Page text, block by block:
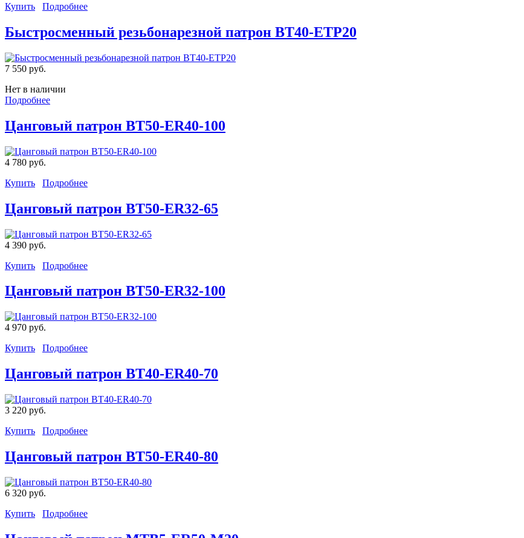
Купить
Подробнее
Быстросменный резьбонарезной патрон BT40-ETP20
7 550 руб.
Нет в наличии
Подробнее
Цанговый патрон BT50-ER40-100
4 780 руб.
Купить
Подробнее
Цанговый патрон BT50-ER32-65
4 390 руб.
Купить
Подробнее
Цанговый патрон BT50-ER32-100
4 970 руб.
Купить
Подробнее
Цанговый патрон BT40-ER40-70
3 220 руб.
Купить
Подробнее
Цанговый патрон BT50-ER40-80
6 320 руб.
Купить
Подробнее